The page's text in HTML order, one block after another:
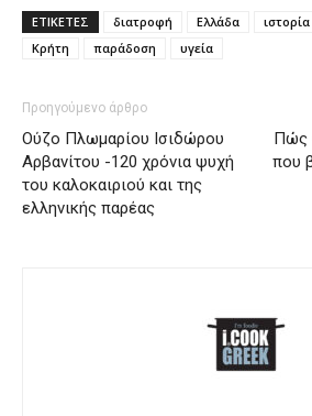
ΕΤΙΚΕΤΕΣ διατροφή Ελλάδα
Κρήτη
παράδοση υγεία
Προηγούμενο άρθρο
Ούζο Πλωμαρίου Ισιδώρου
Αρβανίτου -120 χρόνια ψυχή
του καλοκαιριού και της
ελληνικής παρέας
Πώς
που